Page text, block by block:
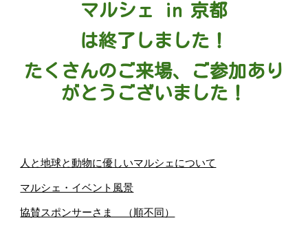
マルシェ in 京都
は終了しました！
たくさんのご来場、ご参加あり
がとうございました！
人と地球と動物に優しいマルシェについて
マルシェ・イベント風景
協賛スポンサーさま （順不同）